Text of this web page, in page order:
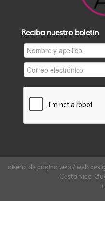
Reciba nuestro boletín
diseño de página web / web
Costa Rica,